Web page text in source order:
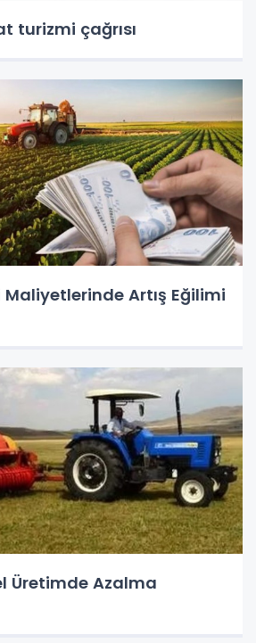
turizmi çağrısı
Maliyetlerinde Artış Eğilimi
Üretimde Azalma